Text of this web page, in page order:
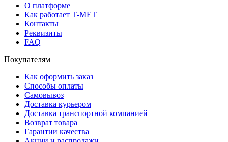
О платформе
Как работает Т-МЕТ
Контакты
Реквизиты
FAQ
Покупателям
Как оформить заказ
Способы оплаты
Самовывоз
Доставка курьером
Доставка транспортной компанией
Возврат товара
Гарантии качества